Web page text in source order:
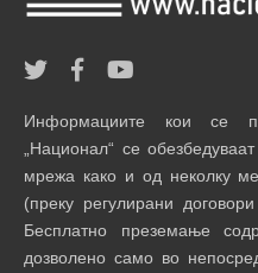
Информациите кои се
„Национал“ се
мрежа како и од неколку
(преку регулирани
Бесплатно преземање
дозволено само во